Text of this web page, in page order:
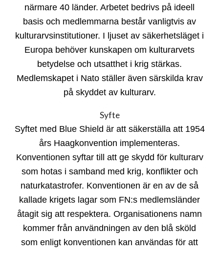
närmare 40 länder. Arbetet bedrivs på ideell
basis och medlemmarna består vanligtvis av
kulturarvsinstitutioner. I ljuset av säkerhetsläget i
Europa behöver kunskapen om kulturarvets
betydelse och utsatthet i krig stärkas.
Medlemskapet i Nato ställer även särskilda krav
på skyddet av kulturarv.
Syfte
Syftet med Blue Shield är att säkerställa att 1954
års Haagkonvention implementeras.
Konventionen syftar till att ge skydd för kulturarv
som hotas i samband med krig, konflikter och
naturkatastrofer. Konventionen är en av de så
kallade krigets lagar som FN:s medlemsländer
åtagit sig att respektera. Organisationens namn
kommer från användningen av den blå sköld
som enligt konventionen kan användas för att